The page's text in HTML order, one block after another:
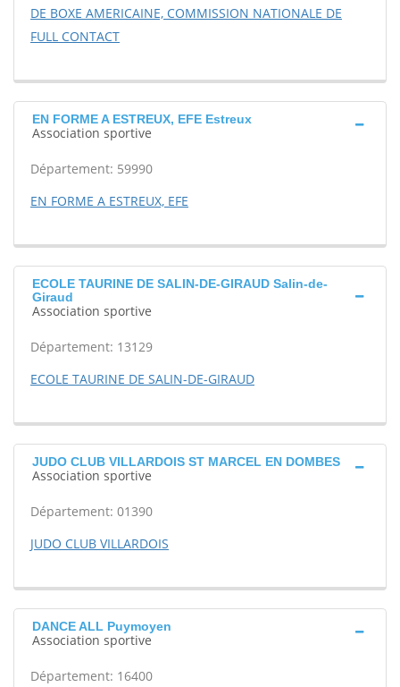
DE BOXE AMERICAINE, COMMISSION NATIONALE DE
FULL CONTACT
EN FORME A ESTREUX, EFE Estreux
Association sportive
Département: 59990
EN FORME A ESTREUX, EFE
ECOLE TAURINE DE SALIN-DE-GIRAUD Salin-de-
Giraud
Association sportive
Département: 13129
ECOLE TAURINE DE SALIN-DE-GIRAUD
JUDO CLUB VILLARDOIS ST MARCEL EN DOMBES
Association sportive
Département: 01390
JUDO CLUB VILLARDOIS
DANCE ALL Puymoyen
Association sportive
Département: 16400